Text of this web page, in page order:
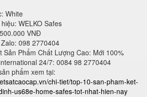
White
WELKO Safes
VNĐ
098 2770404
Sản Phẩm Chất Lượng Cao: Mới 100%
24/7: 0084 98 2770404
phẩm xem tại:
chi-tiet/top-10-san-pham-ket-
us68e-home-safes-tot-nhat-hien-nay